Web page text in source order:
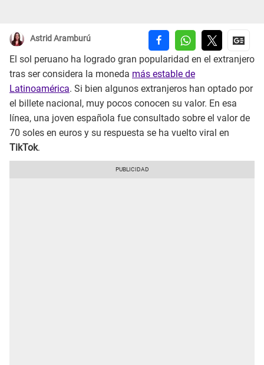
Astrid Aramburú
El sol peruano ha logrado gran popularidad en el extranjero
tras ser considera la moneda más estable de
Latinoamérica. Si bien algunos extranjeros han optado por
el billete nacional, muy pocos conocen su valor. En esa
línea, una joven española fue consultado sobre el valor de
70 soles en euros y su respuesta se ha vuelto viral en
TikTok.